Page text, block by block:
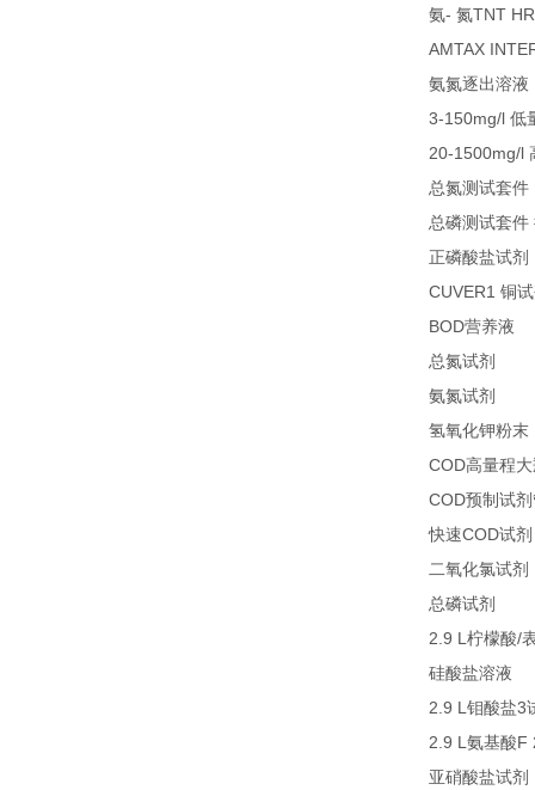
氨- 氮TNT HR
AMTAX
氨氮逐出溶液
3-150mg/l 低
20-1500mg/l
总氮测试套件
总磷测试套件
正磷酸盐试剂
CUVER1 铜
BOD营养液
总氮试剂
氨氮试剂
氢氧化钾粉末
COD高量程
COD预制试
快速COD试剂
二氧化氯试剂
总磷试剂
2.9 L 柠檬酸/
硅酸盐溶液
2.9 L 钼酸盐3
2.9 L 氨基酸F
亚硝酸盐试剂